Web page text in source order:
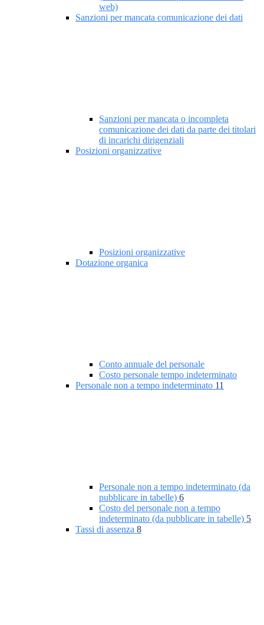
web)
Sanzioni per mancata comunicazione dei dati
Sanzioni per mancata o incompleta
comunicazione dei dati da parte dei titolari
di incarichi dirigenziali
Posizioni organizzative
Posizioni organizzative
Dotazione organica
Conto annuale del personale
Costo personale tempo indeterminato
Personale non a tempo indeterminato 11
Personale non a tempo indeterminato (da
pubblicare in tabelle) 6
Costo del personale non a tempo
indeterminato (da pubblicare in tabelle) 5
Tassi di assenza 8